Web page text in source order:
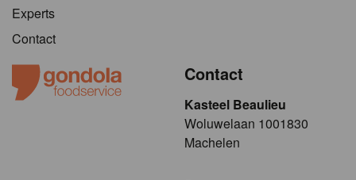
Experts
Contact
Contact
Kasteel Beaulieu
​​​Woluwelaan 1001830
Machelen